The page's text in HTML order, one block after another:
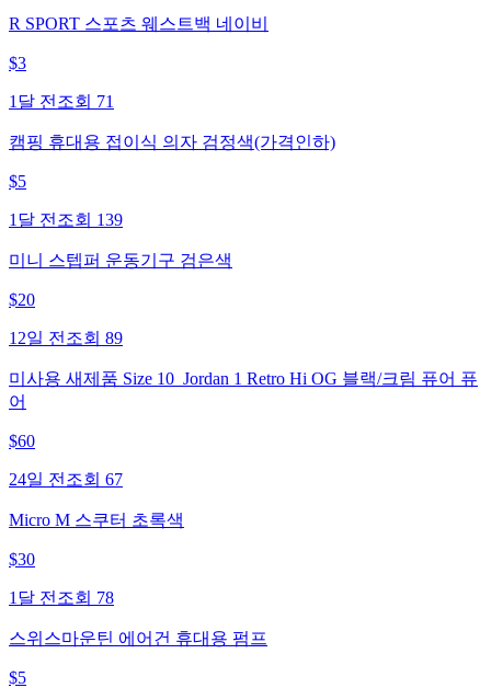
R SPORT 스포츠 웨스트백 네이비
$3
1달 전 조회 71
캠핑 휴대용 접이식 의자 검정색(가격인하)
$5
1달 전 조회 139
미니 스텝퍼 운동기구 검은색
$20
12일 전 조회 89
미사용 새제품 Size 10_Jordan 1 Retro Hi OG 블랙/크림 퓨어 퓨
어
$60
24일 전 조회 67
Micro M 스쿠터 초록색
$30
1달 전 조회 78
스위스마운틴 에어건 휴대용 펌프
$5